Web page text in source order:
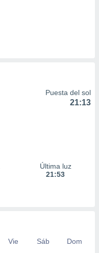
Puesta del sol
21:13
Última luz
21:53
Vie Sáb
Dom